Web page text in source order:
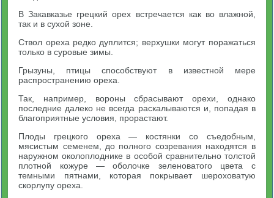
В Закавказье грецкий орех встречается как во влажной,
так и в сухой зоне.
Ствол ореха редко дуплится; верхушки могут поражаться
только в суровые зимы.
Грызуны, птицы способствуют в известной мере
распространению ореха.
Так, например, вороны сбрасывают орехи, однако
последние далеко не всегда раскалываются и, попадая в
благоприятные условия, прорастают.
Плоды грецкого ореха — костянки со съедобным,
мясистым семенем, до полного созревания находятся в
наружном околоплоднике в особой сравнительно толстой
плотной кожуре — оболочке зеленоватого цвета с
темными пятнами, которая покрывает шероховатую
скорлупу ореха.